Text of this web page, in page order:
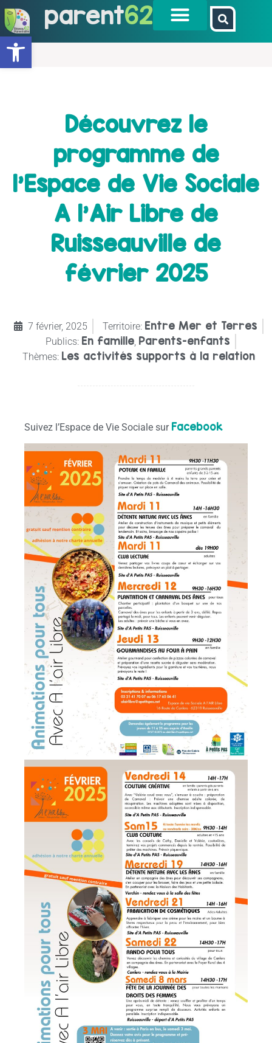
Ouvrir la barre d’outils
parent62
Découvrez le
programme de
l’Espace de Vie Sociale
A l’Air Libre de
Ruisseauville de
février 2025
7 février, 2025 Territoire: Entre Mer et Terres
Publics: En famille Parents-enfants
Thèmes: Les activités supports à la relation
Suivez l’Espace de Vie Sociale sur Facebook